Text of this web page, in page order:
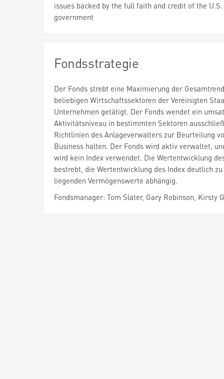
issues backed by the full faith and credit of the U.S.
government
Fondsstrategie
Der Fonds strebt eine Maximierung der
beliebigen Wirtschaftssektoren der Vereinigten
Unternehmen getätigt. Der Fonds wendet ein
Aktivitätsniveau in bestimmten Sektoren
Richtlinien des Anlageverwalters zur Beurteilung
Business halten. Der Fonds wird aktiv verwaltet,
wird kein Index verwendet. Die Wertentwicklung
bestrebt, die Wertentwicklung des Index deutlich
liegenden Vermögenswerte abhängig.
Fondsmanager: Tom Slater, Gary Robinson, Kirsty